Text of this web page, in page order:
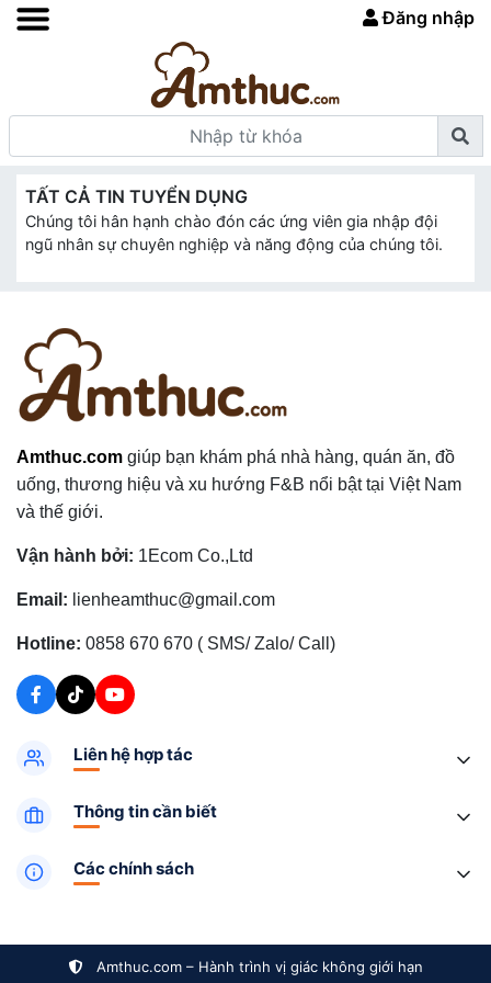
Đăng nhập
TẤT CẢ TIN TUYỂN DỤNG
Chúng tôi hân hạnh chào đón các ứng viên gia nhập đội
ngũ nhân sự chuyên nghiệp và năng động của chúng tôi.
Amthuc.com giúp bạn khám phá nhà hàng, quán ăn, đồ
uống, thương hiệu và xu hướng F&B nổi bật tại Việt Nam
và thế giới.
Vận hành bởi: 1Ecom Co.,Ltd
Email: lienheamthuc@gmail.com
Hotline: 0858 670 670 ( SMS/ Zalo/ Call)
Liên hệ hợp tác
Thông tin cần biết
Các chính sách
Amthuc.com – Hành trình vị giác không giới hạn